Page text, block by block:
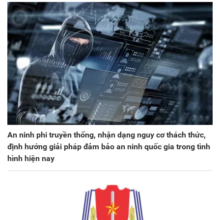
An ninh phi truyền thống, nhận dạng nguy cơ thách thức,
định hướng giải pháp đảm bảo an ninh quốc gia trong tình
hình hiện nay